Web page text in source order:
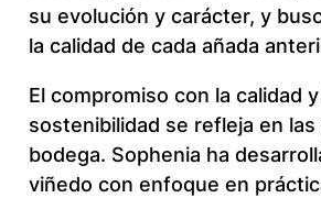
su evolución y carácter, y
la calidad de cada añada
El compromiso con la calidad y
sostenibilidad se refleja en
bodega. Sophenia ha
viñedo con enfoque en